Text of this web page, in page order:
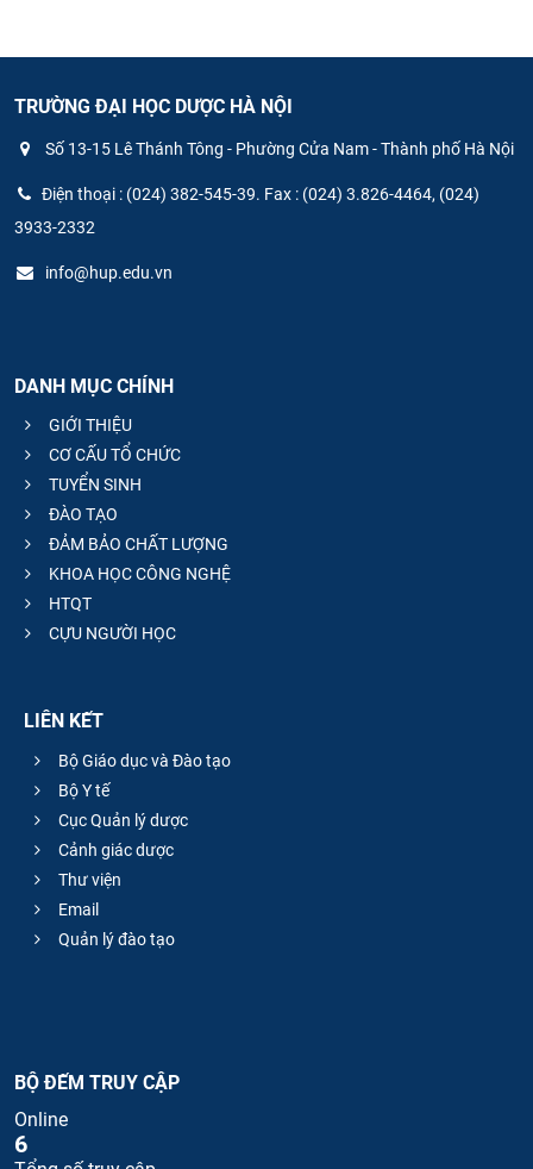
TRƯỜNG ĐẠI HỌC DƯỢC HÀ NỘI
Số 13-15 Lê Thánh Tông - Phường Cửa Nam - Thành phố Hà Nội
Điện thoại : (024) 382-545-39. Fax : (024) 3.826-4464, (024)
3933-2332
info@hup.edu.vn
DANH MỤC CHÍNH
GIỚI THIỆU
CƠ CẤU TỔ CHỨC
TUYỂN SINH
ĐÀO TẠO
ĐẢM BẢO CHẤT LƯỢNG
KHOA HỌC CÔNG NGHỆ
HTQT
CỰU NGƯỜI HỌC
LIÊN KẾT
Bộ Giáo dục và Đào tạo
Bộ Y tế
Cục Quản lý dược
Cảnh giác dược
Thư viện
Email
Quản lý đào tạo
BỘ ĐẾM TRUY CẬP
Online
6